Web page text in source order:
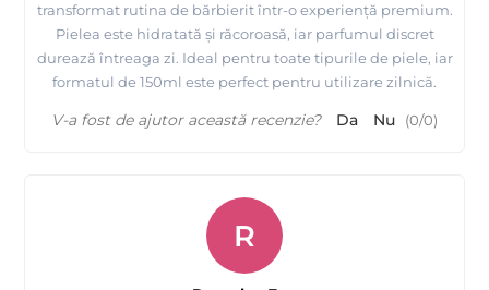
transformat rutina de bărbierit într-o experiență premium.
Pielea este hidratată și răcoroasă, iar parfumul discret
durează întreaga zi. Ideal pentru toate tipurile de piele, iar
formatul de 150ml este perfect pentru utilizare zilnică.
V-a fost de ajutor această recenzie? Da Nu (0/0)
R